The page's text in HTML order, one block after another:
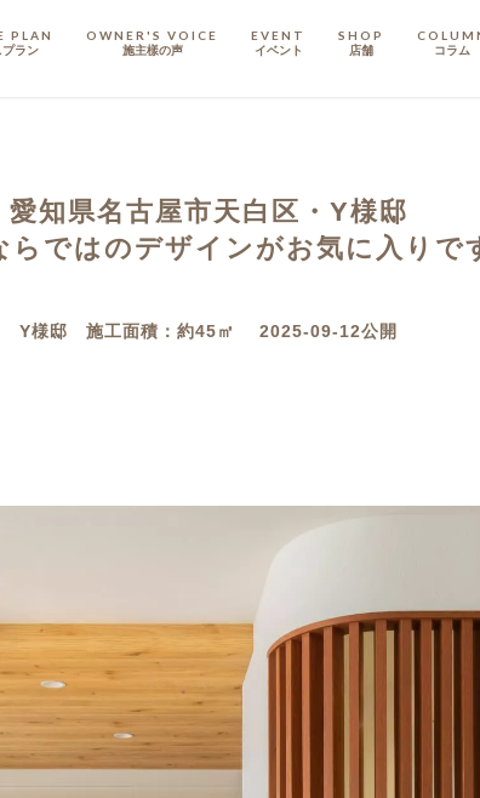
PLAN
ラン
OWNER'S VOICE
施主樣の声
EVENT
イベント
SHOP
店舗
COMPANY
会社概要
コラム
愛知県名古屋市天白区・Y様邸
らではのデザインがお気に入りで
Y様邸 施工面積：約45㎡ 2025-09-12公開